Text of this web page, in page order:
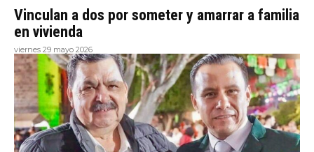
Vinculan a dos por someter y amarrar a familia
en vivienda
viernes 29 mayo 2026